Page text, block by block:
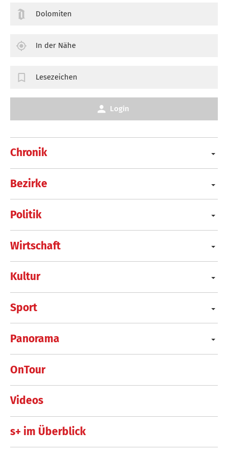
Chronik
Bezirke
Politik
Wirtschaft
Kultur
Sport
Panorama
OnTour
Videos
s+ im Überblick
Dolomiten
In der Nähe
Lesezeichen
Login